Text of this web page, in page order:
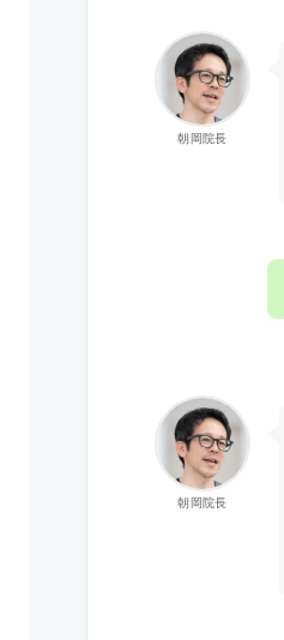
朝岡院長
朝岡院長